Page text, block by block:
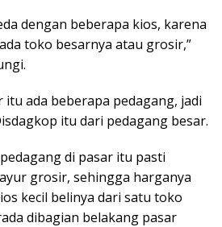
dengan beberapa kios, karena
toko besarnya atau grosir,”
ada beberapa pedagang, jadi
itu dari pedagang besar.
di pasar itu pasti
grosir, sehingga harganya
kecil belinya dari satu toko
dibagian belakang pasar